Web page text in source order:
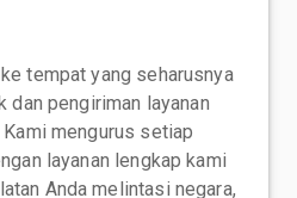
tempat yang seharusnya
pengiriman layanan
mengurus setiap
layanan lengkap kami
Anda melintasi negara,